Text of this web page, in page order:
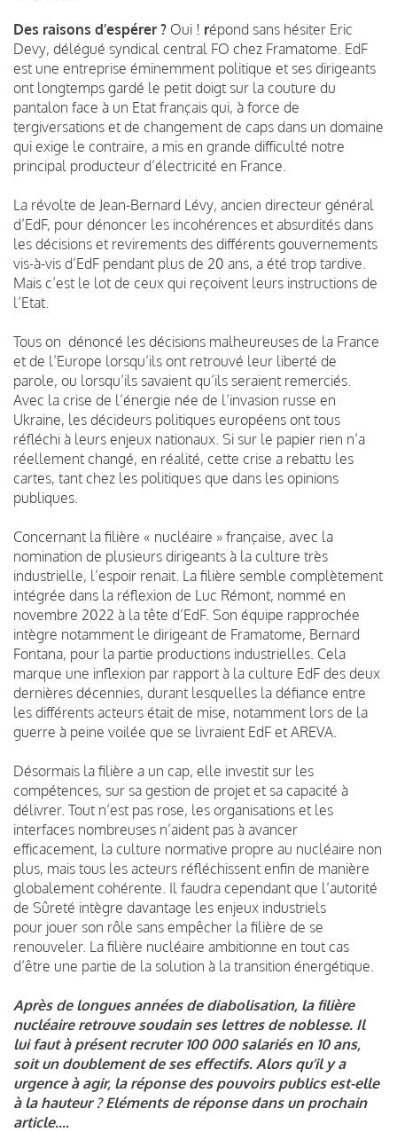
Des raisons d’espérer ? Oui ! répond sans hésiter Eric
Devy, délégué syndical central FO chez Framatome. EdF
est une entreprise éminemment politique et ses dirigeants
ont longtemps gardé le petit doigt sur la couture du
pantalon face à un Etat français qui, à force de
tergiversations et de changement de caps dans un domaine
qui exige le contraire, a mis en grande difficulté notre
principal producteur d’électricité en France.
La révolte de Jean-Bernard Lévy, ancien directeur général
d’EdF, pour dénoncer les incohérences et absurdités dans
les décisions et revirements des différents gouvernements
vis-à-vis d’EdF pendant plus de 20 ans, a été trop tardive.
Mais c’est le lot de ceux qui reçoivent leurs instructions de
l’Etat.
Tous on dénoncé les décisions malheureuses de la France
et de l’Europe lorsqu’ils ont retrouvé leur liberté de
parole, ou lorsqu’ils savaient qu’ils seraient remerciés.
Avec la crise de l’énergie née de l’invasion russe en
Ukraine, les décideurs politiques européens ont tous
réfléchi à leurs enjeux nationaux. Si sur le papier rien n’a
réellement changé, en réalité, cette crise a rebattu les
cartes, tant chez les politiques que dans les opinions
publiques.
Concernant la filière « nucléaire » française, avec la
nomination de plusieurs dirigeants à la culture très
industrielle, l’espoir renait. La filière semble complètement
intégrée dans la réflexion de Luc Rémont, nommé en
novembre 2022 à la tête d’EdF. Son équipe rapprochée
intègre notamment le dirigeant de Framatome, Bernard
Fontana, pour la partie productions industrielles. Cela
marque une inflexion par rapport à la culture EdF des deux
dernières décennies, durant lesquelles la défiance entre
les différents acteurs était de mise, notamment lors de la
guerre à peine voilée que se livraient EdF et AREVA.
Désormais la filière a un cap, elle investit sur les
compétences, sur sa gestion de projet et sa capacité à
délivrer. Tout n’est pas rose, les organisations et les
interfaces nombreuses n’aident pas à avancer
efficacement, la culture normative propre au nucléaire non
plus, mais tous les acteurs réfléchissent enfin de manière
globalement cohérente. Il faudra cependant que l’autorité
de Sûreté intègre davantage les enjeux industriels
pour jouer son rôle sans empêcher la filière de se
renouveler. La filière nucléaire ambitionne en tout cas
d’être une partie de la solution à la transition énergétique.
Après de longues années de diabolisation, la filière
nucléaire retrouve soudain ses lettres de noblesse. Il
lui faut à présent recruter 100 000 salariés en 10 ans,
soit un doublement de ses effectifs. Alors qu’il y a
urgence à agir, la réponse des pouvoirs publics est-elle
à la hauteur ? Eléments de réponse dans un prochain
article....